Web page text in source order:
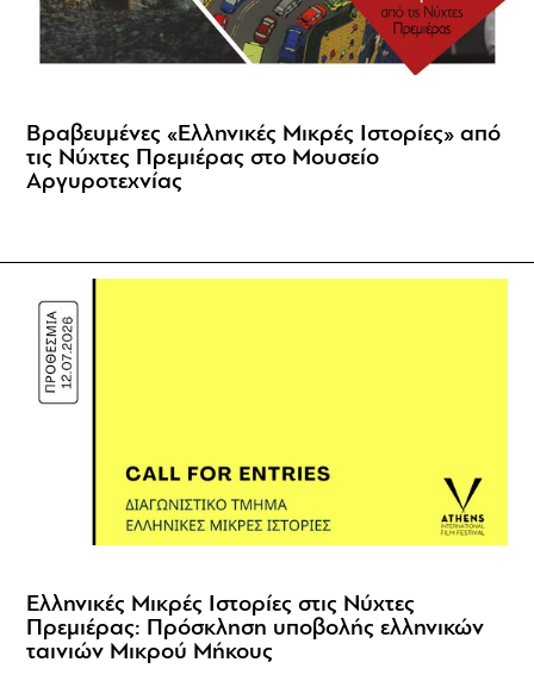
Βραβευμένες «Ελληνικές Μικρές Ιστορίες» από
τις Νύχτες Πρεμιέρας στο Μουσείο
Αργυροτεχνίας
Ελληνικές Μικρές Ιστορίες στις Νύχτες
Πρεμιέρας: Πρόσκληση υποβολής ελληνικών
ταινιών Μικρού Μήκους